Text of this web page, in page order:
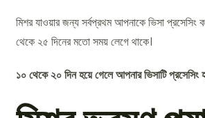
মিশর যাওয়ার জন্য সর্বপ্রথম আপনাকে ভিসা প্রসেসিং
থেকে ২৫ দিনের মতো সময় লেগে থাকে।
১০ থেকে ২০ দিন হয়ে গেলে আপনার ভিসাটি প্রসেসিং